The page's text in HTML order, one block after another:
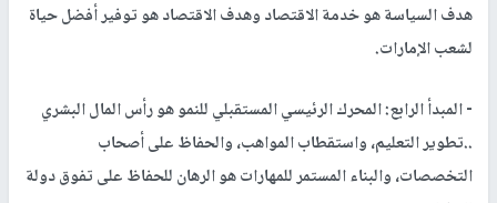
هدف السياسة هو خدمة الاقتصاد وهدف الاقتصاد هو توفير أفضل حياة
لشعب الإمارات.
- المبدأ الرابع: المحرك الرئيسي المستقبلي للنمو هو رأس المال البشري
..تطوير التعليم، واستقطاب المواهب، والحفاظ على أصحاب
التخصصات، والبناء المستمر للمهارات هو الرهان للحفاظ على تفوق دولة